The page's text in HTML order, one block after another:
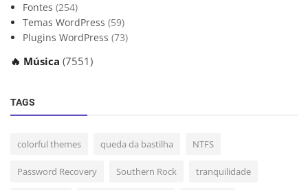
Fontes (254)
Temas WordPress (59)
Plugins WordPress (73)
🔥 Música (7551)
TAGS
colorful themes queda da bastilha NTFS
Password Recovery Southern Rock tranquilidade